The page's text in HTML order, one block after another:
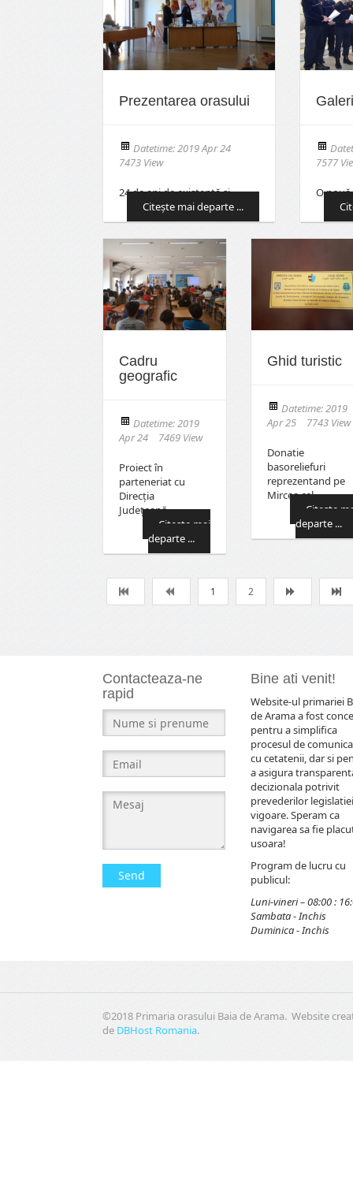
Prezentarea orasului
Datetime: 2019 Apr 24
7473 View
24 de ani de existență și…
Citeşte mai departe ...
7577
O
Cadru
geografic
Datetime: 2019
Apr 24
7469 View
Proiect în
parteneriat cu
Direcţia
Judeţeană…
Citeşte mai
departe ...
Ghid turistic
Datetime: 2019
Apr 25
7743 View
Donatie
basoreliefuri
reprezentand pe
Mircea cel…
Citeşte
departe ...
1 2
Contacteaza-ne
rapid
Send
Bine ati venit!
Website-ul primariei
de Arama a fost
pentru a simplifica
procesul de
cu cetatenii, dar si
a asigura
decizionala potrivit
prevederilor
vigoare. Speram ca
navigarea sa fie
usoara!
Program de lucru cu
publicul:
Luni-vineri – 08:00 :
Sambata - Inchis
Duminica - Inchis
©2018 Primaria orasului Baia de Arama. Website
de DBHost Romania.